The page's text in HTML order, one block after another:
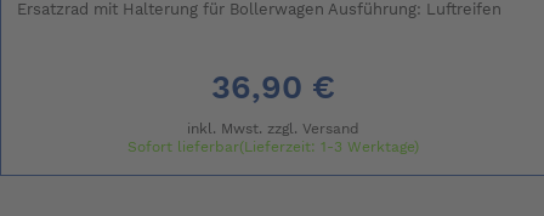
Ersatzrad mit Halterung für Bollerwagen Ausführung: Luftreifen
36,90 €
inkl. Mwst. zzgl. Versand
Sofort lieferbar(Lieferzeit: 1-3 Werktage)